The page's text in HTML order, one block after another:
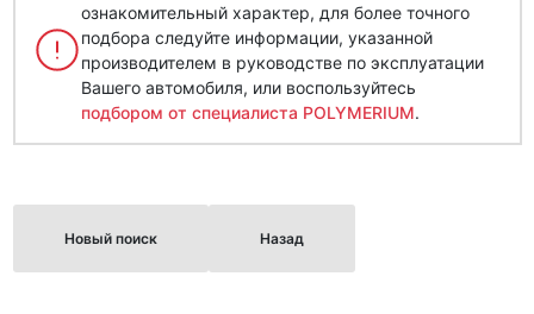
ознакомительный характер, для более точного
подбора следуйте информации, указанной
производителем в руководстве по эксплуатации
Вашего автомобиля, или воспользуйтесь
подбором от специалиста POLYMERIUM.
Новый поиск Назад